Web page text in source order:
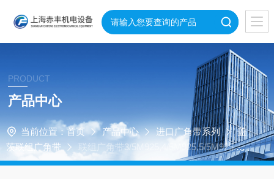
PRODUCT
产品中心
当前位置： 首页 产品中心 进口广角带系列
盖
茨联组广角带
联组广角带3/5M925,4/5M925,5/5M925,6/5
M925,2/5M950,3/5M950